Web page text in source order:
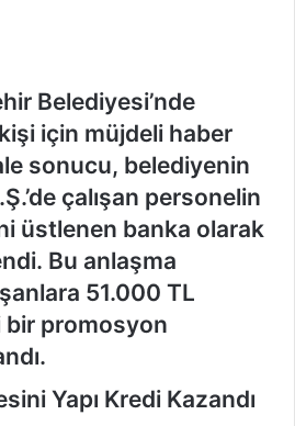
Belediyesi’nde
için müjdeli haber
sonucu, belediyenin
çalışan personelin
üstlenen banka olarak
Bu anlaşma
51.000 TL
bir promosyon
Yapı Kredi Kazandı